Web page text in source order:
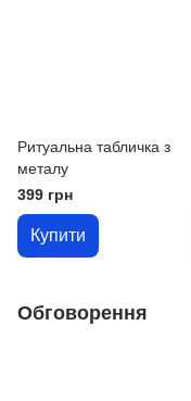
Ритуальна табличка з
металу
399 грн
Купити
Обговорення